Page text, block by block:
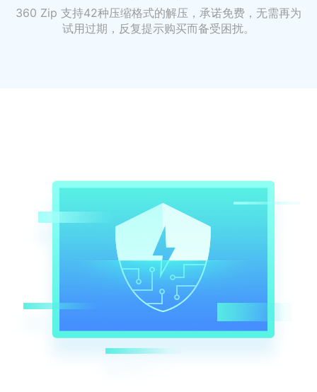
360 Zip 支持42种压缩格式的解压，承诺免费，无需再为
试用过期，反复提示购买而备受困扰。